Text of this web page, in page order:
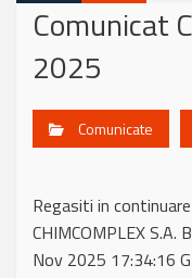
Comunicat
2025
Comunicate
Regasiti in
CHIMCOMPLEX S.A.
Nov 2025 17:34:16